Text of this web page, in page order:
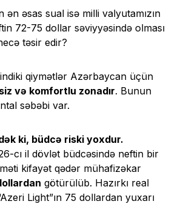
ən əsas sual isə milli valyutamızın
72-75 dollar səviyyəsində olması
təsir edir?
indiki qiymətlər Azərbaycan üçün
və komfortlu zonadır. Bunun
səbəbi var.
ki, büdcə riski yoxdur.
cı il dövlət büdcəsində neftin bir
kifayət qədər mühafizəkar
götürülüb. Hazırkı real
Light”ın 75 dollardan yuxarı